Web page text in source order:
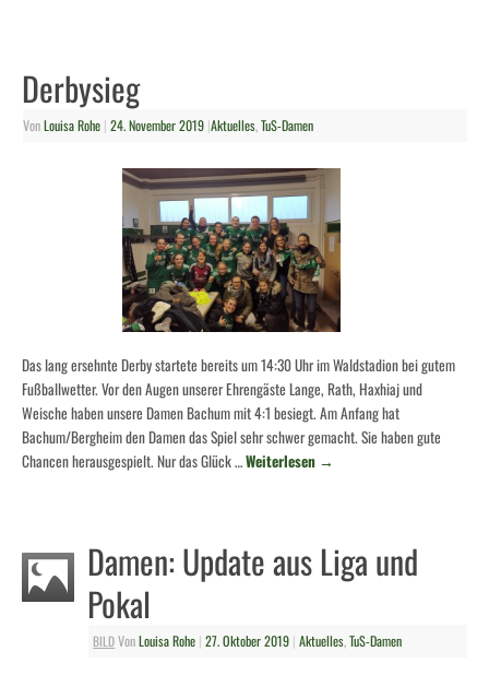
Derbysieg
VonLouisa Rohe | 24. November 2019 |Aktuelles,TuS-Damen
Das lang ersehnte Derby startete bereits um 14:30 Uhr im Waldstadion bei gutem
Fußballwetter. Vor den Augen unserer Ehrengäste Lange, Rath, Haxhiaj und
Weische haben unsere Damen Bachum mit 4:1 besiegt. Am Anfang hat
Bachum/Bergheim den Damen das Spiel sehr schwer gemacht. Sie haben gute
Chancen herausgespielt. Nur das Glück …Weiterlesen →
Damen: Update aus Liga und
Pokal
BILDVonLouisa Rohe | 27. Oktober 2019 | Aktuelles,TuS-Damen